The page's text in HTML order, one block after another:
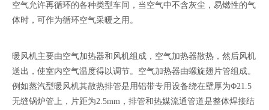
空气允许再循环的各种类型车间，当空气中不含灰尘，易燃性的气
体时，可作为循环空气采暖之用。
暖风机主要由空气加热器和风机组成，空气加热器散热，然后风机
送出，使室内空气温度得以调节。空气加热器由螺旋翅片管组成。
例如蒸汽型暖风机其散热排管是用铝带专用设备绕在壁厚为Φ21.5
无缝锅炉管上，片距为2.5mm，排管和热媒流通管道是整体焊接结